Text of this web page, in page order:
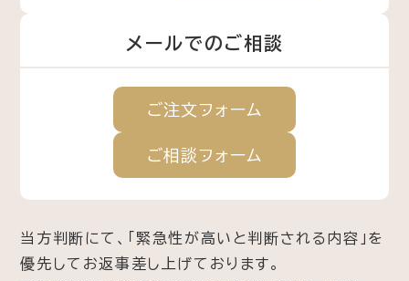
メールでのご相談
ご注文フォーム
ご相談フォーム
当方判断にて、「緊急性が高いと判断される内容」を
優先してお返事差し上げております。